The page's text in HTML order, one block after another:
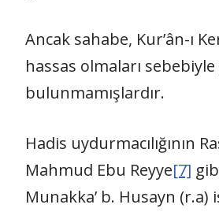
Ancak sahabe, Kur’ân-ı
hassas olmaları
bulunmamışlardır.
Hadis uydurmacılığının
Mahmud Ebu Reyye[7]
Munakka’ b. Husayn